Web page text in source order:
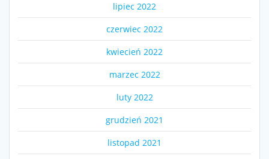
lipiec 2022
czerwiec 2022
kwiecień 2022
marzec 2022
luty 2022
grudzień 2021
listopad 2021